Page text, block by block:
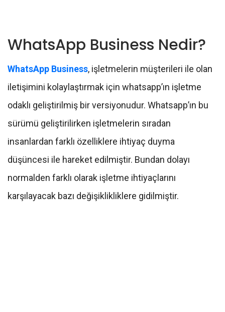
WhatsApp Business Nedir?
WhatsApp Business, işletmelerin müşterileri ile olan
iletişimini kolaylaştırmak için whatsapp’ın işletme
odaklı geliştirilmiş bir versiyonudur. Whatsapp’ın bu
sürümü geliştirilirken işletmelerin sıradan
insanlardan farklı özelliklere ihtiyaç duyma
düşüncesi ile hareket edilmiştir. Bundan dolayı
normalden farklı olarak işletme ihtiyaçlarını
karşılayacak bazı değişiklikliklere gidilmiştir.